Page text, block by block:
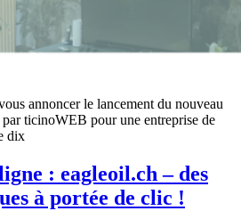
annoncer le lancement du nouveau
ticinoWEB pour une entreprise de
dix
: eagleoil.ch – des
à portée de clic !